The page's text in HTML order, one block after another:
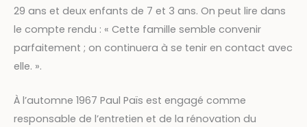
29 ans et deux enfants de 7 et 3 ans. On peut lire dans
le compte rendu : « Cette famille semble convenir
parfaitement ; on continuera à se tenir en contact avec
elle. ».
À l’automne 1967 Paul Païs est engagé comme
responsable de l’entretien et de la rénovation du